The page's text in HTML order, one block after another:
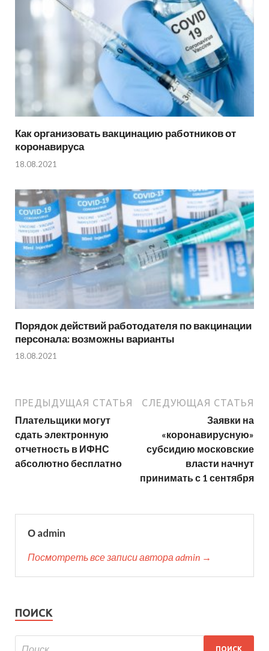
Как организовать вакцинацию работников от
коронавируса
18.08.2021
Порядок действий работодателя по вакцинации
персонала: возможны варианты
18.08.2021
ПРЕДЫДУЩАЯ СТАТЬЯ
Плательщики могут
сдать электронную
отчетность в ИФНС
абсолютно бесплатно
СЛЕДУЮЩАЯ СТАТЬЯ
Заявки на
«коронавирусную»
субсидию московские
власти начнут
принимать с 1 сентября
О admin
Посмотреть все записи автора admin →
ПОИСК